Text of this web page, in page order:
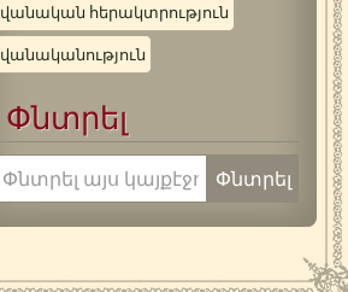
վանական հերակտրություն
վանականություն
Փնտրել